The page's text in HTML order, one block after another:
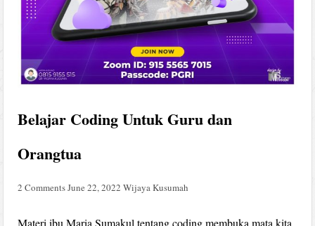
Belajar Coding Untuk Guru dan
Orangtua
2 CommentsJune 22, 2022 Wijaya Kusumah
Materi ibu Maria Sumakul tentang coding membuka mata kita